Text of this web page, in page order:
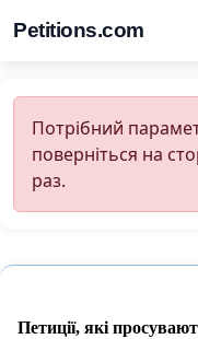
Petitions.com
Потрібний
поверніться на
раз.
Петиції, які